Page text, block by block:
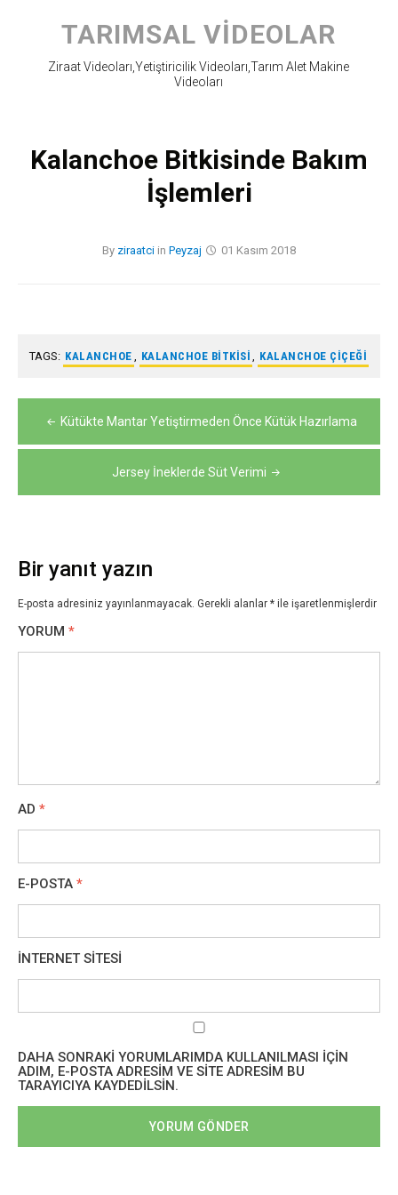
content
TARIMSAL VIDEOLAR
Ziraat Videoları,Yetiştiricilik Videoları,Tarım Alet Makine
Videoları
Kalanchoe Bitkisinde Bakım
İşlemleri
By ziraatci in Peyzaj 01 Kasım 2018
TAGS: KALANCHOE , KALANCHOE BITKISI , KALANCHOE ÇIÇEĞI
Yazı
gezinmesi
Kütükte Mantar Yetiştirmeden Önce Kütük Hazırlama
Jersey İneklerde Süt Verimi
Bir yanıt yazın
E-posta adresiniz yayınlanmayacak. Gerekli alanlar * ile işaretlenmişlerdir
YORUM *
AD *
E-POSTA *
İNTERNET SITESI
DAHA SONRAKI YORUMLARIMDA KULLANILMASI IÇIN
ADIM, E-POSTA ADRESIM VE SITE ADRESIM BU
TARAYICIYA KAYDEDILSIN.